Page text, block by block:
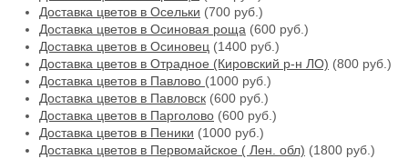
Доставка цветов в Осельки (700 руб.)
Доставка цветов в Осиновая роща (600 руб.)
Доставка цветов в Осиновец (1400 руб.)
Доставка цветов в Отрадное (Кировский р-н ЛО) (800 руб.)
Доставка цветов в Павлово (1000 руб.)
Доставка цветов в Павловск (600 руб.)
Доставка цветов в Парголово (600 руб.)
Доставка цветов в Пеники (1000 руб.)
Доставка цветов в Первомайское ( Лен. обл) (1800 руб.)